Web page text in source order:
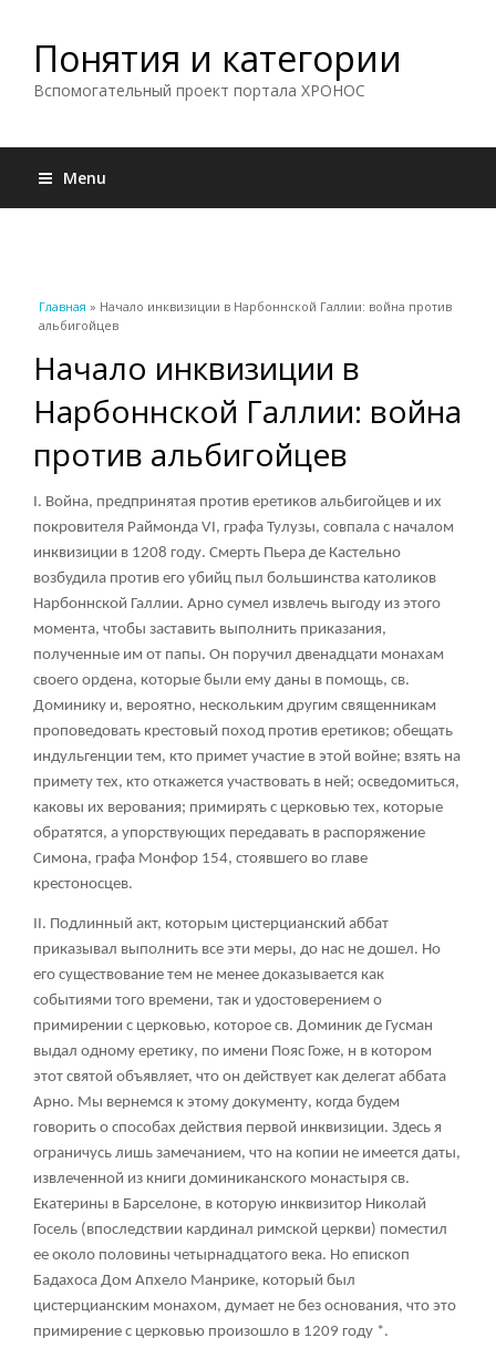
Понятия и категории
Вспомогательный проект портала ХРОНОС
Menu
Вы здесь
Главная » Начало инквизиции в Нарбоннской Галлии: война против
альбигойцев
Начало инквизиции в
Нарбоннской Галлии: война
против альбигойцев
I. Война, предпринятая против еретиков альбигойцев и их
покровителя Раймонда VI, графа Тулузы, совпала с началом
инквизиции в 1208 году. Смерть Пьера де Кастельно
возбудила против его убийц пыл большинства католиков
Нарбоннской Галлии. Арно сумел извлечь выгоду из этого
момента, чтобы заставить выполнить приказания,
полученные им от папы. Он поручил двенадцати монахам
своего ордена, которые были ему даны в помощь, св.
Доминику и, вероятно, нескольким другим священникам
проповедовать крестовый поход против еретиков; обещать
индульгенции тем, кто примет участие в этой войне; взять на
примету тех, кто откажется участвовать в ней; осведомиться,
каковы их верования; примирять с церковью тех, которые
обратятся, а упорствующих передавать в распоряжение
Симона, графа Монфор 154, стоявшего во главе
крестоносцев.
II. Подлинный акт, которым цистерцианский аббат
приказывал выполнить все эти меры, до нас не дошел. Но
его существование тем не менее доказывается как
событиями того времени, так и удостоверением о
примирении с церковью, которое св. Доминик де Гусман
выдал одному еретику, по имени Пояс Гоже, н в котором
этот святой объявляет, что он действует как делегат аббата
Арно. Мы вернемся к этому документу, когда будем
говорить о способах действия первой инквизиции. Здесь я
ограничусь лишь замечанием, что на копии не имеется даты,
извлеченной из книги доминиканского монастыря св.
Екатерины в Барселоне, в которую инквизитор Николай
Госель (впоследствии кардинал римской церкви) поместил
ее около половины четырнадцатого века. Но епископ
Бадахоса Дом Апхело Манрике, который был
цистерцианским монахом, думает не без основания, что это
примирение с церковью произошло в 1209 году *.